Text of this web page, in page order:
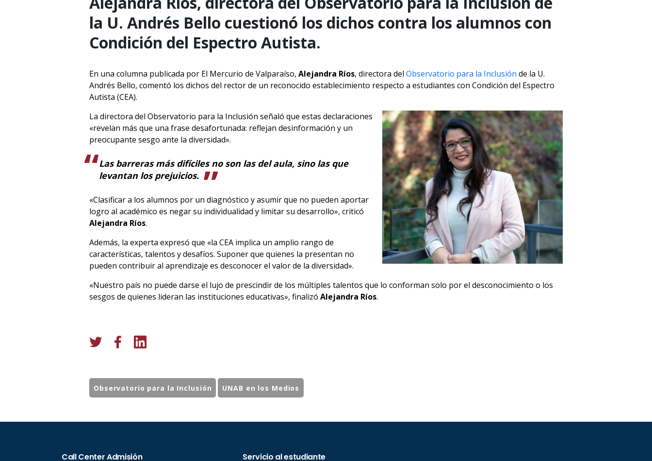
la U. Andrés Bello cuestionó los dichos contra los alumnos con
Condición del Espectro Autista.
En una columna publicada por El Mercurio de Valparaíso, Alejandra Ríos, directora del Observatorio para la Inclusión de la U.
Andrés Bello, comentó los dichos del rector de un reconocido establecimiento respecto a estudiantes con Condición del Espectro
Autista (CEA).
La directora del Observatorio para la Inclusión señaló que estas declaraciones
«revelan más que una frase desafortunada: reflejan desinformación y un
preocupante sesgo ante la diversidad».
Las barreras más difíciles no son las del aula, sino las que
levantan los prejuicios.
«Clasificar a los alumnos por un diagnóstico y asumir que no pueden aportar
logro al académico es negar su individualidad y limitar su desarrollo», criticó
Alejandra Ríos.
Además, la experta expresó que «la CEA implica un amplio rango de
características, talentos y desafíos. Suponer que quienes la presentan no
pueden contribuir al aprendizaje es desconocer el valor de la diversidad».
«Nuestro país no puede darse el lujo de prescindir de los múltiples talentos que lo conforman solo por el desconocimiento o los
sesgos de quienes lideran las instituciones educativas», finalizó Alejandra Ríos.
Observatorio para la Inclusión UNAB en los Medios